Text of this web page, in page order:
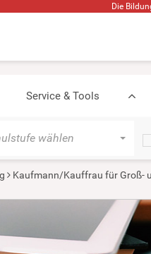
Die
Service & Tools
wählen
Kaufmann/Kauffrau für Groß-